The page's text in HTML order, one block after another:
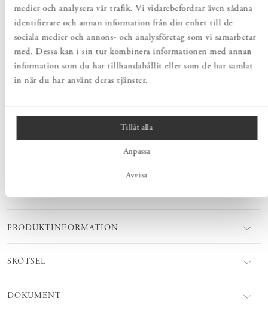
medier och analysera vår trafik. Vi vidarebefordrar även sådana
identifierare och annan information från din enhet till de
sociala medier och annons- och analysföretag som vi samarbetar
med. Dessa kan i sin tur kombinera informationen med annan
information som du har tillhandahållit eller som de har samlat
in när du har använt deras tjänster.
Tillåt alla
Anpassa
Avvisa
Totalt : Pris
1 060 kr
Lägg i varukorgen
Norrgavels Hyllplan i massiv björk eller ek har mått för att passa
PRODUKTINFORMATION
SKÖTSEL
DOKUMENT